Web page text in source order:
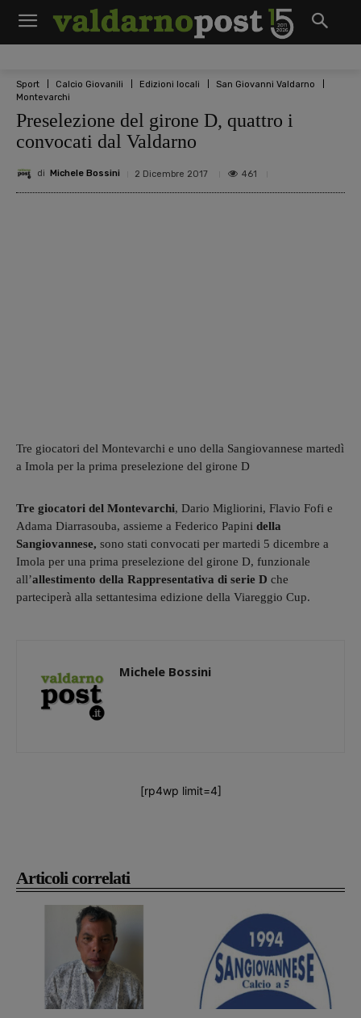
Sport Calcio Giovanili Edizioni locali
San Giovanni Valdarno
Montevarchi
Preselezione del girone D, quattro i
convocati dal Valdarno
di Michele Bossini 2 Dicembre 2017 461
Articoli correlati
Tre giocatori del Montevarchi e uno della Sangiovannese martedì
a Imola per la prima preselezione del girone D
Tre giocatori del Montevarchi, Dario Migliorini, Flavio Fofi e
Adama Diarrasouba, assieme a Federico Papini della
Sangiovannese, sono stati convocati per martedi 5 dicembre a
Imola per una prima preselezione del girone D, funzionale
all’allestimento della Rappresentativa di serie D che
parteciperà alla settantesima edizione della Viareggio Cup.
Michele Bossini
[rp4wp limit=4]